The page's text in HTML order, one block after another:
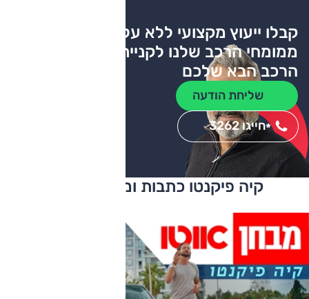
קבלו ייעוץ מקצועי ללא עלות
ממומחי הרכב שלנו לקניית
הרכב הבא שלכם
שליחת הודעה
חייגו 3262*
קיה פיקנטו כתבות ומבחני דרכים